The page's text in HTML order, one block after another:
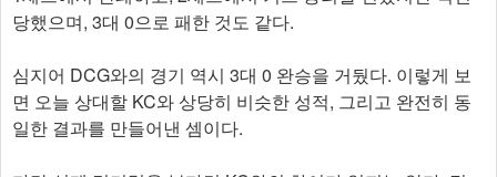
당했으며, 3대 0으로 패한 것도 같다.
심지어 DCG와의 경기 역시 3대 0 완승을 거뒀다. 이렇게 보
면 오늘 상대할 KC와 상당히 비슷한 성적, 그리고 완전히 동
일한 결과를 만들어낸 셈이다.